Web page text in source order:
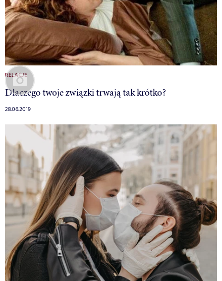
RELACJE
Dlaczego twoje związki trwają tak krótko?
28.06.2019